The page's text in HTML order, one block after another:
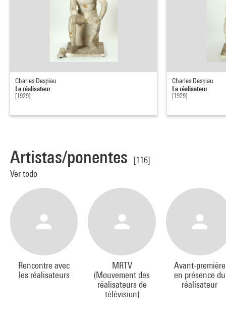
Charles Despiau
Le réalisateur
[1929]
Charles Despiau
Le réalisateur
[1929]
Artistas/ponentes
[116]
Ver todo
Rencontre avec
les réalisateurs
MRTV
(Mouvement des
réalisateurs de
télévision)
Avant-première
en présence du
réalisateur